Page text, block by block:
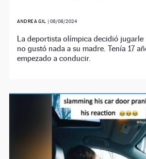
ANDREA GIL | 08/08/2024
La deportista olímpica decidió jugarle
no gustó nada a su madre. Tenía 17
empezado a conducir.